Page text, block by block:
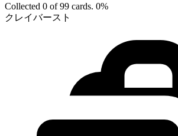
Collected 0 of 99 cards. 0%
クレイバースト